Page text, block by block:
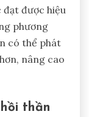
được hiệu
phương
có thể phát
nâng cao
thần